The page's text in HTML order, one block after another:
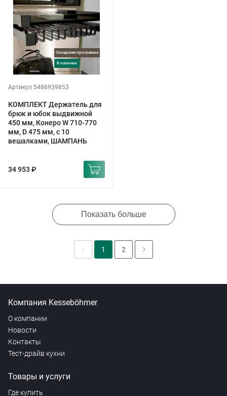
Складская программа
в наличии
Артикул 5486939853
КОМПЛЕКТ Держатель для
брюк и юбок выдвижной
450 мм, Конеро W 710-770
мм, D 475 мм, с 10
вешалками, ШАМПАНЬ
34 953 ₽
Показать больше
1 2
Компания Kesseböhmer
О компании
Новости
Контакты
Тест-драйв кухни
Товары и услуги
Где купить